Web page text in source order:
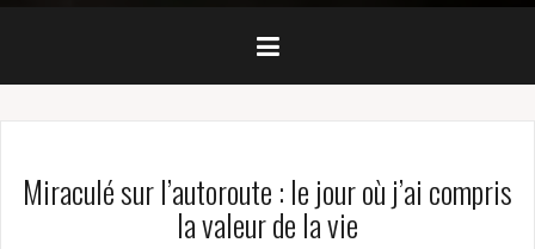
Miraculé sur l’autoroute : le jour où j’ai compris
la valeur de la vie